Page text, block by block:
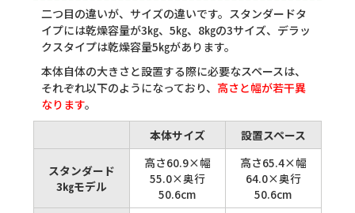
二つ目の違いが、サイズの違いです。スタンダードタ
イプには乾燥容量が3㎏、5㎏、8㎏の3サイズ、デラッ
クスタイプは乾燥容量5㎏があります。
本体自体の大きさと設置する際に必要なスペースは、
それぞれ以下のようになっており、 高さと幅が若干異
なります。
本体サイズ
設置スペース
スタンダード
3㎏モデル
高さ60.9×幅
55.0×奥行
50.6cm
高さ65.4×幅
64.0×奥行
50.6cm